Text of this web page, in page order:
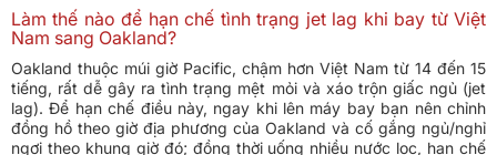
Làm thế nào để hạn chế tình trạng jet lag khi bay từ Việt
Nam sang Oakland?
Oakland thuộc múi giờ Pacific, chậm hơn Việt Nam từ 14 đến 15
tiếng, rất dễ gây ra tình trạng mệt mỏi và xáo trộn giấc ngủ (jet
lag). Để hạn chế điều này, ngay khi lên máy bay bạn nên chỉnh
đồng hồ theo giờ địa phương của Oakland và cố gắng ngủ/nghỉ
ngơi theo khung giờ đó; đồng thời uống nhiều nước lọc, hạn chế